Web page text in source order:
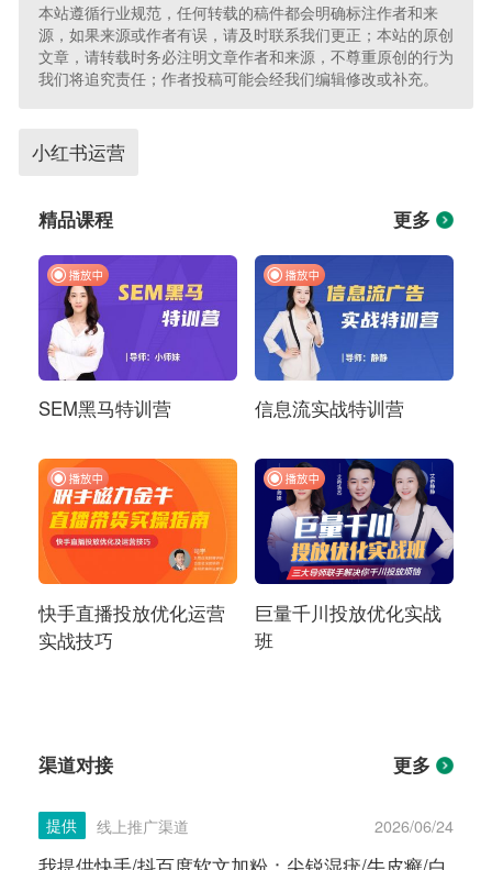
本站遵循行业规范，任何转载的稿件都会明确标注作者和来
源，如果来源或作者有误，请及时联系我们更正；本站的原创
文章，请转载时务必注明文章作者和来源，不尊重原创的行为
我们将追究责任；作者投稿可能会经我们编辑修改或补充。
小红书运营
精品课程 更多
SEM黑马特训营 信息流实战特训营
快手直播投放优化运营
实战技巧
巨量千川投放优化实战
班
渠道对接 更多
提供 线上推广渠道 2026/06/24